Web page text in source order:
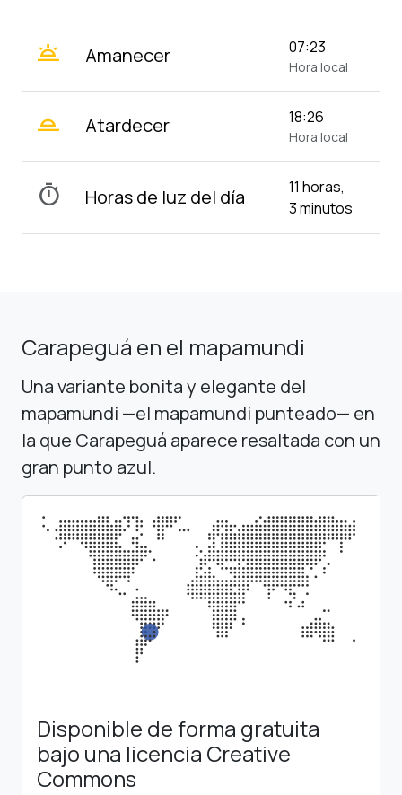
wb_twilight Amanecer 07:23
Hora local
wb_twilight_2 Atardecer 18:26
Hora local
timer Horas de luz del día
11 horas,
3 minutos
Carapeguá en el mapamundi
Una variante bonita y elegante del
mapamundi —el mapamundi punteado— en
la que Carapeguá aparece resaltada con un
gran punto azul.
Disponible de forma gratuita
bajo una licencia Creative
Commons